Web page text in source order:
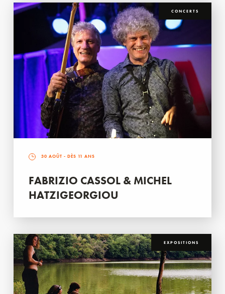
CONCERTS
30 AOÛT - DÈS 11 ANS
FABRIZIO CASSOL & MICHEL
HATZIGEORGIOU
EXPOSITIONS